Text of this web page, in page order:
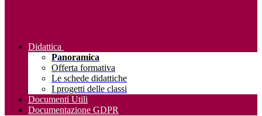
Didattica
Panoramica
Offerta formativa
Le schede didattiche
I progetti delle classi
Documenti Utili
Documentazione GDPR